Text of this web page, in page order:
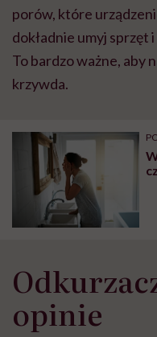
porów, które
dokładnie umyj sprzęt
To bardzo ważne, aby
krzywda.
opinie